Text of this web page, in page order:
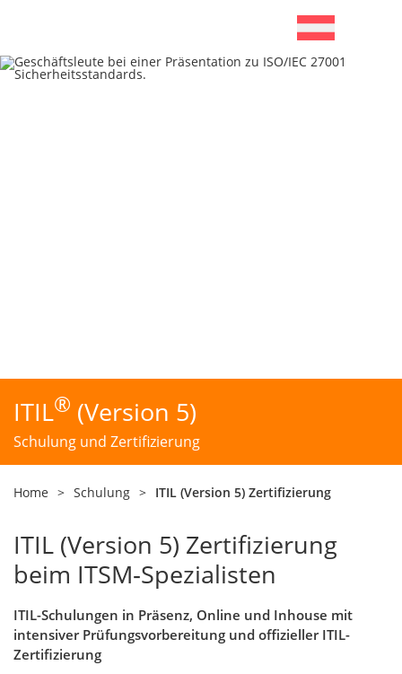
ITIL® (Version 5)
Schulung und Zertifizierung
Home > Schulung > ITIL (Version 5) Zertifizierung
ITIL (Version 5) Zertifizierung
beim ITSM‑Spezialisten
ITIL-Schulungen in Präsenz, Online und Inhouse mit
intensiver Prüfungsvorbereitung und offizieller ITIL-
Zertifizierung